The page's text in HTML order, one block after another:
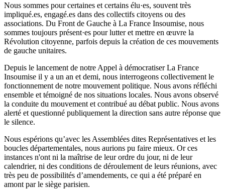
Nous sommes pour certaines et certains élu·es, souvent très
impliqué.es, engagé.es dans des collectifs citoyens ou des
associations. Du Front de Gauche à La France Insoumise, nous
sommes toujours présent·es pour lutter et mettre en œuvre la
Révolution citoyenne, parfois depuis la création de ces mouvements
de gauche unitaires.
Depuis le lancement de notre Appel à démocratiser La France
Insoumise il y a un an et demi, nous interrogeons collectivement le
fonctionnement de notre mouvement politique. Nous avons réfléchi
ensemble et témoigné de nos situations locales. Nous avons observé
la conduite du mouvement et contribué au débat public. Nous avons
alerté et questionné publiquement la direction sans autre réponse que
le silence.
Nous espérions qu’avec les Assemblées dites Représentatives et les
boucles départementales, nous aurions pu faire mieux. Or ces
instances n'ont ni la maîtrise de leur ordre du jour, ni de leur
calendrier, ni des conditions de déroulement de leurs réunions, avec
très peu de possibilités d’amendements, ce qui a été préparé en
amont par le siège parisien.